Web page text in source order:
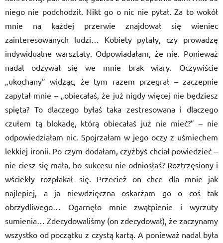
niego nie podchodził. Nikt go o nic nie pytał. Za to wokół
mnie na każdej przerwie znajdował się wieniec
zainteresowanych ludzi… Kobiety pytały, czy prowadzę
indywidualne warsztaty. Odpowiadałam, że nie. Ponieważ
nadal odzywał się we mnie brak wiary. Oczywiście
„ukochany” widząc, że tym razem przegrał – zaczepnie
zapytał mnie – „obiecałaś, że już nigdy więcej nie będziesz
spięta? To dlaczego byłaś taka zestresowana i dlaczego
czułem tą blokadę, którą obiecałaś już nie mieć?” – nie
odpowiedziałam nic. Spojrzałam w jego oczy z uśmiechem
lekkiej ironii. Po czym dodałam, czyżbyś chciał powiedzieć –
nie ciesz się mała, bo sukcesu nie odniosłaś? Roztrzęsiony i
wściekły rozpłakał się. Przecież on chce dla mnie jak
najlepiej, a ja niewdzięczna oskarżam go o coś tak
obrzydliwego… Ogarnęło mnie zwątpienie i wyrzuty
sumienia… Zdecydowaliśmy (on zdecydował), że zaczynamy
wszystko od początku z czystą kartą. A ponieważ nadal była